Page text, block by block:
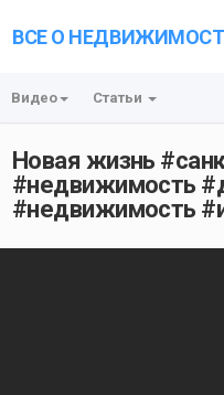
ВСЕ О
Видео Статьи
Новая жизнь
#недвижимость
#недвижимость